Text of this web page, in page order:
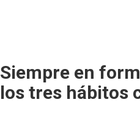
Siempre en
los tres hábitos